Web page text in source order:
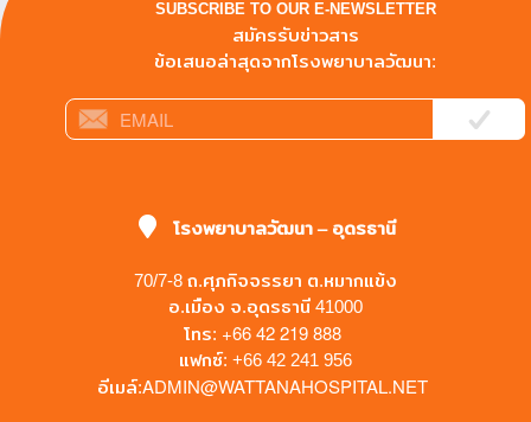
SUBSCRIBE TO OUR E-NEWSLETTER
สมัครรับข่าวสาร
ข้อเสนอล่าสุดจากโรงพยาบาลวัฒนา:
โรงพยาบาลวัฒนา – อุดรธานี
70/7-8 ถ.ศุภกิจจรรยา ต.หมากแข้ง
อ.เมือง จ.อุดรธานี 41000
โทร: +66 42 219 888
แฟกซ์: +66 42 241 956
อีเมล์:ADMIN@WATTANAHOSPITAL.NET